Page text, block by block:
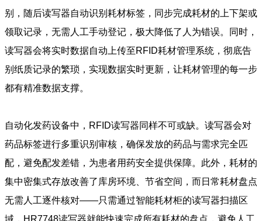
别，随后读写器自动识别耗材标签，同步完成耗材的上下架或
领取记录，无需人工手动登记，极大降低了人为错误。同时，
读写器会将实时数据自动上传至RFID耗材管理系统，彻底告
别纸质记录的繁琐，实现数据实时更新，让耗材管理的每一步
都有精准数据支撑。
自动化发药设备中，RFID读写器同样不可或缺。读写器会对
药品标签进行多重识别审核，确保发放的药品与需求完全匹
配，避免配发差错，为患者用药安全提供保障。此外，耗材的
集中密集式存放改善了库房环境、节省空间，而日常耗材盘点
无需人工逐件核对——只需通过智能耗材柜的读写器扫描区
域，HR7748读写器就能快速完成所有耗材的盘点，避免人工